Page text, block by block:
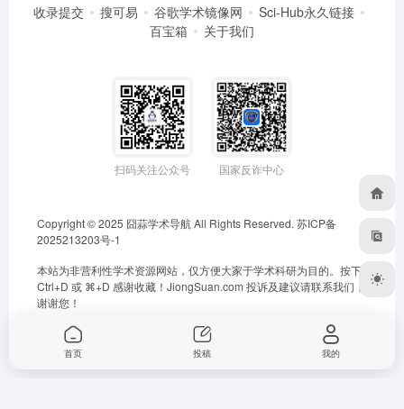
收录提交 搜可易 谷歌学术镜像网
Sci-Hub永久链接
百宝箱
关于我们
扫码关注公众号 国家反诈中心
Copyright © 2025 囧蒜学术导航All Rights Reserved. 苏ICP备
2025213203号-1
本站为非营利性学术资源网站，仅方便大家于学术科研为目的。按下
Ctrl+D 或 ⌘+D 感谢收藏！ JiongSuan.com 投诉及建议请联系我们，
谢谢您！
首页 投稿 我的